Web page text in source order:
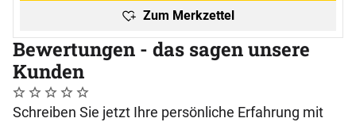
Zum Merkzettel
Bewertungen - das sagen unsere
Kunden
Noch keine Bewertungen abgegeben
0 Bewertungen
Schreiben Sie jetzt Ihre persönliche Erfahrung mit